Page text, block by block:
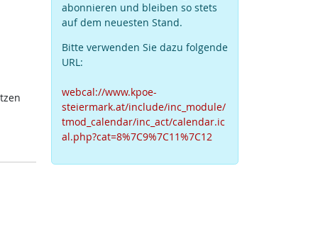
abonnieren und bleiben so stets
auf dem neuesten Stand.
Bitte verwenden Sie dazu folgende
URL:
webcal://www.kpoe-
steiermark.at/include/inc_module/
tmod_calendar/inc_act/calendar.ic
al.php?cat=8%7C9%7C11%7C12